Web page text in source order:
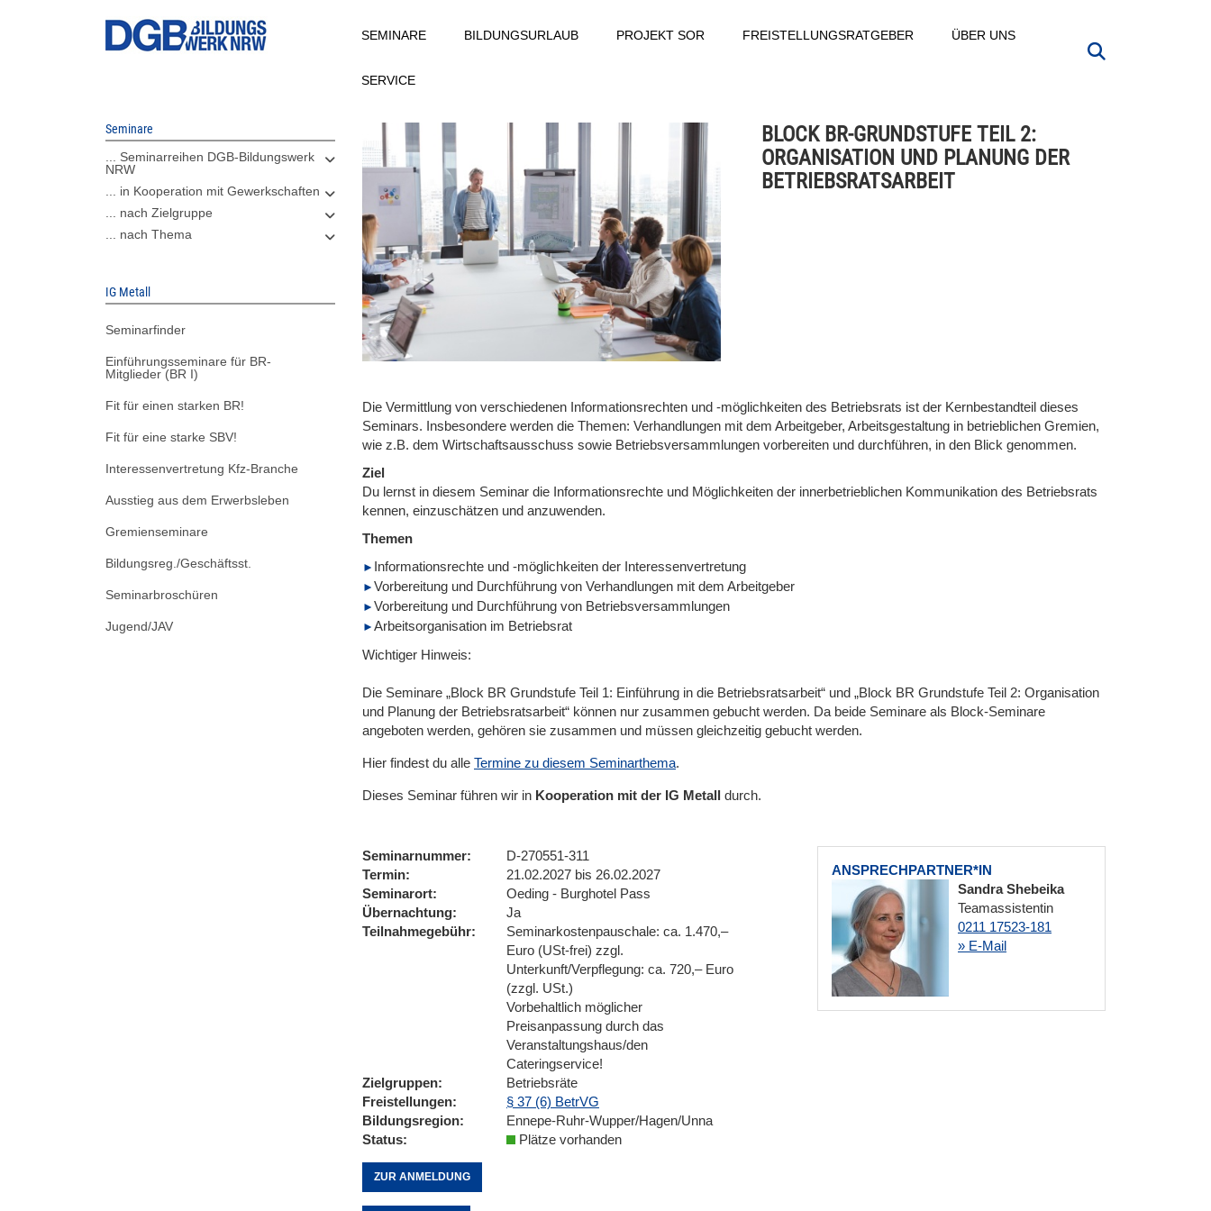
SEMINARE BILDUNGSURLAUB PROJEKT SOR FREISTELLUNGSRATGEBER ÜBER UNS
SERVICE
Seminare
... Seminarreihen DGB-Bildungswerk
NRW
... in Kooperation mit Gewerkschaften
... nach Zielgruppe
... nach Thema
IG Metall
Seminarfinder
Einführungsseminare für BR-
Mitglieder (BR I)
Fit für einen starken BR!
Fit für eine starke SBV!
Interessenvertretung Kfz-Branche
Ausstieg aus dem Erwerbsleben
Gremienseminare
Bildungsreg./Geschäftsst.
Seminarbroschüren
Jugend/JAV
BLOCK BR-GRUNDSTUFE TEIL 2:
ORGANISATION UND PLANUNG DER
BETRIEBSRATSARBEIT
Die Vermittlung von verschiedenen Informationsrechten und -möglichkeiten des Betriebsrats ist der Kernbestandteil dieses
Seminars. Insbesondere werden die Themen: Verhandlungen mit dem Arbeitgeber, Arbeitsgestaltung in betrieblichen Gremien,
wie z.B. dem Wirtschaftsausschuss sowie Betriebsversammlungen vorbereiten und durchführen, in den Blick genommen.
Ziel
Du lernst in diesem Seminar die Informationsrechte und Möglichkeiten der innerbetrieblichen Kommunikation des Betriebsrats
kennen, einzuschätzen und anzuwenden.
Themen
Informationsrechte und -möglichkeiten der Interessenvertretung
Vorbereitung und Durchführung von Verhandlungen mit dem Arbeitgeber
Vorbereitung und Durchführung von Betriebsversammlungen
Arbeitsorganisation im Betriebsrat
Wichtiger Hinweis:
Die Seminare „Block BR Grundstufe Teil 1: Einführung in die Betriebsratsarbeit“ und „Block BR Grundstufe Teil 2: Organisation
und Planung der Betriebsratsarbeit“ können nur zusammen gebucht werden. Da beide Seminare als Block-Seminare
angeboten werden, gehören sie zusammen und müssen gleichzeitig gebucht werden.
Hier findest du alle Termine zu diesem Seminarthema.
Dieses Seminar führen wir in Kooperation mit der IG Metall durch.
ANSPRECHPARTNER*IN
Sandra Shebeika
Teamassistentin
0211 17523-181
» E-Mail
Seminarnummer
D-270551-311
Termin
21.02.2027 bis 26.02.2027
Seminarort
Oeding - Burghotel Pass
Übernachtung
Ja
Teilnahmegebühr
Seminarkostenpauschale: ca. 1.470,–
Euro (USt-frei) zzgl.
Unterkunft/Verpflegung: ca. 720,– Euro
(zzgl. USt.)
Vorbehaltlich möglicher
Preisanpassung durch das
Veranstaltungshaus/den
Cateringservice!
Zielgruppen
Betriebsräte
Freistellungen
§ 37 (6) BetrVG
Bildungsregion
Ennepe-Ruhr-Wupper/Hagen/Unna
Status
Plätze vorhanden
ZUR ANMELDUNG